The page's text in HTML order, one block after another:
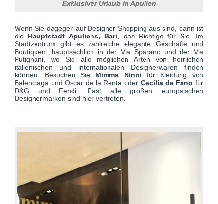
Exklusiver Urlaub in Apulien
Wenn Sie dagegen auf Designer Shopping aus sind, dann ist
die Hauptstadt Apuliens, Bari, das Richtige für Sie. Im
Stadtzentrum gibt es zahlreiche elegante Geschäfte und
Boutiquen, hauptsächlich in der Via Sparano und der Via
Putignani, wo Sie alle möglichen Arten von herrlichen
italienischen und internationalen Designerwaren finden
können. Besuchen Sie Mimma Ninni für Kleidung von
Balenciaga und Oscar de la Renta oder Cecilia de Fano für
D&G und Fendi. Fast alle großen europäischen
Designermarken sind hier vertreten.